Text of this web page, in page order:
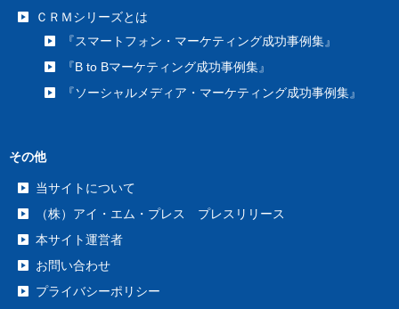
ＣＲＭシリーズとは
『スマートフォン・マーケティング成功事例集』
『B to Bマーケティング成功事例集』
『ソーシャルメディア・マーケティング成功事例集』
その他
当サイトについて
（株）アイ・エム・プレス プレスリリース
本サイト運営者
お問い合わせ
プライバシーポリシー